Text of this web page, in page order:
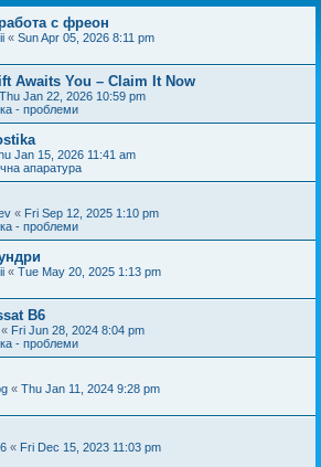
с фреон
« Sun Apr 05, 2026 8:11 pm
Awaits You – Claim It Now
Thu Jan 22, 2026 10:59 pm
- проблеми
Jan 15, 2026 11:41 am
апаратура
« Fri Sep 12, 2025 1:10 pm
- проблеми
« Tue May 20, 2025 1:13 pm
B6
« Fri Jun 28, 2024 8:04 pm
- проблеми
« Thu Jan 11, 2024 9:28 pm
« Fri Dec 15, 2023 11:03 pm